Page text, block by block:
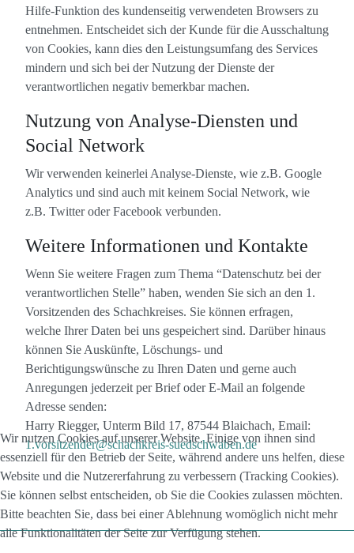
Hilfe-Funktion des kundenseitig verwendeten Browsers zu
entnehmen. Entscheidet sich der Kunde für die Ausschaltung
von Cookies, kann dies den Leistungsumfang des Services
mindern und sich bei der Nutzung der Dienste der
verantwortlichen negativ bemerkbar machen.
Nutzung von Analyse-Diensten und
Social Network
Wir verwenden keinerlei Analyse-Dienste, wie z.B. Google
Analytics und sind auch mit keinem Social Network, wie
z.B. Twitter oder Facebook verbunden.
Weitere Informationen und Kontakte
Wenn Sie weitere Fragen zum Thema “Datenschutz bei der
verantwortlichen Stelle” haben, wenden Sie sich an den 1.
Vorsitzenden des Schachkreises. Sie können erfragen,
welche Ihrer Daten bei uns gespeichert sind. Darüber hinaus
können Sie Auskünfte, Löschungs- und
Berichtigungswünsche zu Ihren Daten und gerne auch
Anregungen jederzeit per Brief oder E-Mail an folgende
Adresse senden:
Harry Riegger, Unterm Bild 17, 87544 Blaichach, Email:
1.vorsitzender@schachkreis-suedschwaben.de
Wir nutzen Cookies auf unserer Website. Einige von ihnen sind
essenziell für den Betrieb der Seite, während andere uns helfen, diese
Website und die Nutzererfahrung zu verbessern (Tracking Cookies).
Sie können selbst entscheiden, ob Sie die Cookies zulassen möchten.
Bitte beachten Sie, dass bei einer Ablehnung womöglich nicht mehr
alle Funktionalitäten der Seite zur Verfügung stehen.